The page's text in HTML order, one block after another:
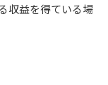
収益を得ている場